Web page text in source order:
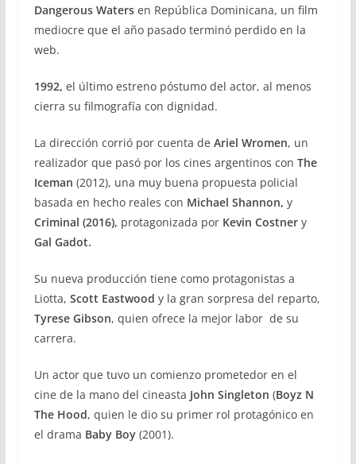
Dangerous Watersen República Dominicana, un film
mediocre que el año pasado terminó perdido en la
web.
1992, el último estreno póstumo del actor, al menos
cierra su filmografía con dignidad.
La dirección corrió por cuenta de Ariel Wromen, un
realizador que pasó por los cines argentinos con The
Iceman (2012), una muy buena propuesta policial
basada en hecho reales con Michael Shannon, y
Criminal (2016), protagonizada por Kevin Costnery
Gal Gadot.
Su nueva producción tiene como protagonistas a
Liotta, Scott Eastwood y la gran sorpresa del reparto,
Tyrese Gibson, quien ofrece la mejor labor de su
carrera.
Un actor que tuvo un comienzo prometedor en el
cine de la mano del cineasta John Singleton (Boyz N
The Hood, quien le dio su primer rol protagónico en
el drama Baby Boy(2001).